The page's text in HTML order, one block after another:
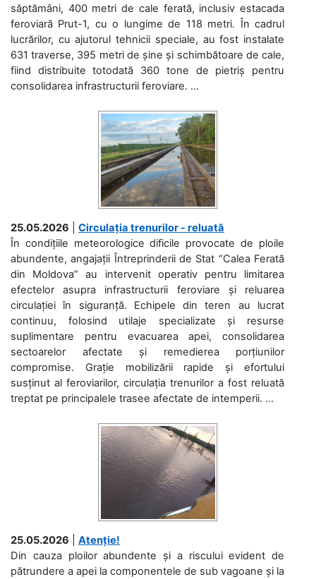
săptămâni, 400 metri de cale ferată, inclusiv estacada
feroviară Prut-1, cu o lungime de 118 metri. În cadrul
lucrărilor, cu ajutorul tehnicii speciale, au fost instalate
631 traverse, 395 metri de șine și schimbătoare de cale,
fiind distribuite totodată 360 tone de pietriș pentru
consolidarea infrastructurii feroviare. ...
25.05.2026
Circulația trenurilor - reluată
În condițiile meteorologice dificile provocate de ploile
abundente, angajații Întreprinderii de Stat “Calea Ferată
din Moldova” au intervenit operativ pentru limitarea
efectelor asupra infrastructurii feroviare și reluarea
circulației în siguranță. Echipele din teren au lucrat
continuu, folosind utilaje specializate și resurse
suplimentare pentru evacuarea apei, consolidarea
sectoarelor afectate și remedierea porțiunilor
compromise. Grație mobilizării rapide și efortului
susținut al feroviarilor, circulația trenurilor a fost reluată
treptat pe principalele trasee afectate de intemperii. ...
25.05.2026
Atenție!
Din cauza ploilor abundente și a riscului evident de
pătrundere a apei la componentele de sub vagoane și la